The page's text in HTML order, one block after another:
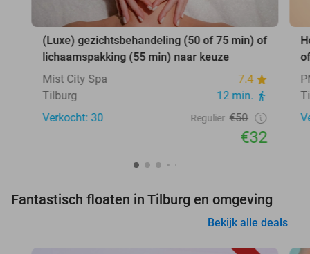
(Luxe) gezichtsbehandeling (50 of 75 min) of
lichaamspakking (55 min) naar keuze
Mist City Spa
7.4
Tilburg
12 min.
Verkocht: 30
Regulier €50
€32
Fantastisch floaten in Tilburg en omgeving
Bekijk alle deals